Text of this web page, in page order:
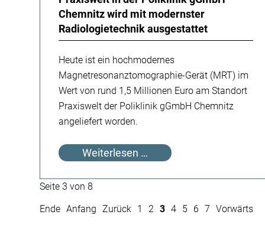
Chemnitz wird mit modernster
Radiologietechnik ausgestattet
Heute ist ein hochmodernes
Magnetresonanztomographie-Gerät (MRT) im
Wert von rund 1,5 Millionen Euro am Standort
Praxiswelt der Poliklinik gGmbH Chemnitz
angeliefert worden.
Weiterlesen … Praxiswelt
in
der
gGmbH
Seite 3 von 8
Anfang Zurück 1 2 3 4 5 6 7 Vorwärts
Ende